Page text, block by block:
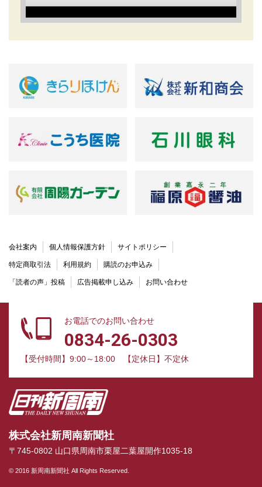
会社案内 個人情報保護方針 サイトポリシー
特定商取引法 利用規約 購読のお申込み
「読者の声」投稿 広告掲載申し込み お問い合わせ
お電話でのお問い合わせ
0834-26-0303
【受付時間】9:00～18:00 【定休日】不定休
株式会社新周南新聞社
〒745-0802 山口県周南市栗屋二葉屋開作1035-18
© 2016 新周南新聞社 All Rights Reserved.